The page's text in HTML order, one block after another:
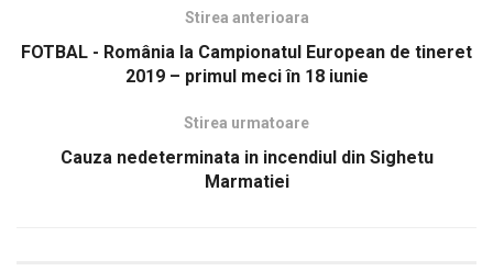
Stirea anterioara
FOTBAL - România la Campionatul European de tineret
2019 – primul meci în 18 iunie
Stirea urmatoare
Cauza nedeterminata in incendiul din Sighetu
Marmatiei